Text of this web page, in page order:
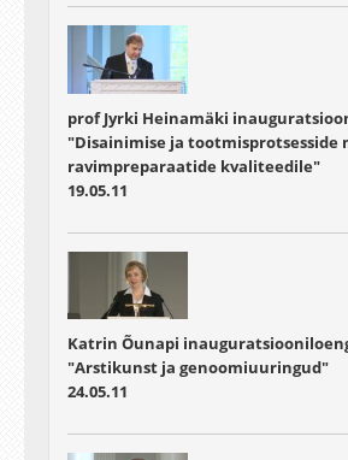
prof Jyrki Heinamäki
"Disainimise ja tootmisprotsesside
ravimpreparaatide kvaliteedile"
19.05.11
Katrin Õunapi
"Arstikunst ja genoomiuuringud"
24.05.11